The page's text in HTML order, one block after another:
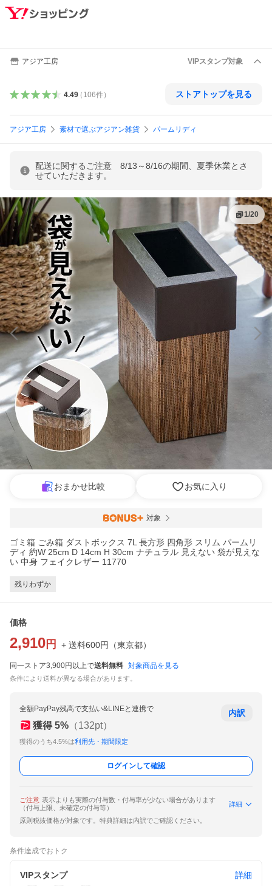
アジア工房 VIPスタンプ対象
4.49（ 106件） ストアトップを見る
アジア工房 素材で選ぶアジアン雑貨 パームリディ
配送に関するご注意 8/13～8/16の期間、夏季休業とさ
せていただきます。
1/20
おまかせ比較 お気に入り
対象
ゴミ箱 ごみ箱 ダストボックス 7L 長方形 四角形 スリム パームリ
ディ 約W 25cm D 14cm H 30cm ナチュラル 見えない 袋が見えな
い 中身 フェイクレザー 11770
残りわずか
価格
2,910 円 + 送料600円 （東京都）
同一ストア3,900円以上で送料無料 対象商品を見る
条件により送料が異なる場合があります。
全額PayPay残高で支払い&LINEと連携で
獲得 5% （132pt）
獲得のうち4.5%は利用先・期間限定
内訳
ログインして確認
ご注意 表示よりも実際の付与数・付与率が少ない場合があります
（付与上限、未確定の付与等）
詳細
原則税抜価格が対象です。特典詳細は内訳でご確認ください。
条件達成でおトク
VIPスタンプ
詳細